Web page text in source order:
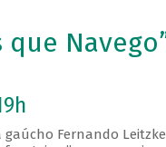
gaúcho Fernando